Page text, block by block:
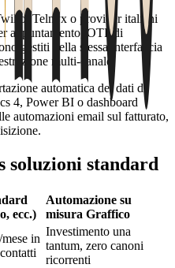
Telnyx o provider italiani
appuntamento, OTP di
gestiti nella stessa interfaccia
multi-canale.
automatica dei dati di
4, Power BI o dashboard
automazioni email sul fatturato,
soluzioni standard
ecc.)
Automazione su
misura Graffico
in
Investimento una
tantum, zero canoni
ricorrenti